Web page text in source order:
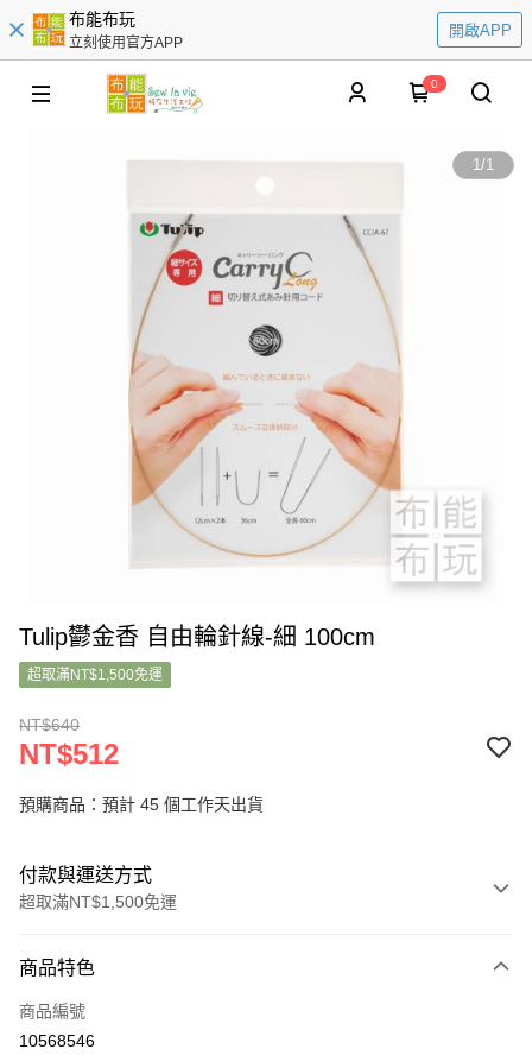
布能布玩
立刻使用官方APP
開啟APP
0
1/1
Tulip鬱金香 自由輪針線-細 100cm
超取滿NT$1,500免運
NT$640
NT$512
預購商品：預計 45 個工作天出貨
付款與運送方式
超取滿NT$1,500免運
信用卡一次付款
超商取貨付款
商品特色
商品編號
10568546